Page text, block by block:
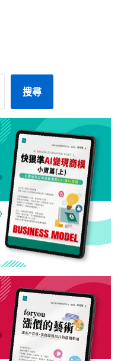
搜尋